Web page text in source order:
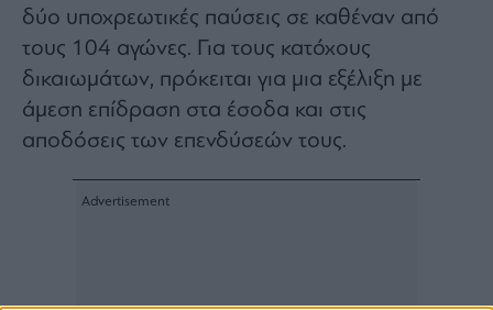
δύο υποχρεωτικές παύσεις σε καθέναν από
τους 104 αγώνες. Για τους κατόχους
δικαιωμάτων, πρόκειται για μια εξέλιξη με
άμεση επίδραση στα έσοδα και στις
αποδόσεις των επενδύσεών τους.